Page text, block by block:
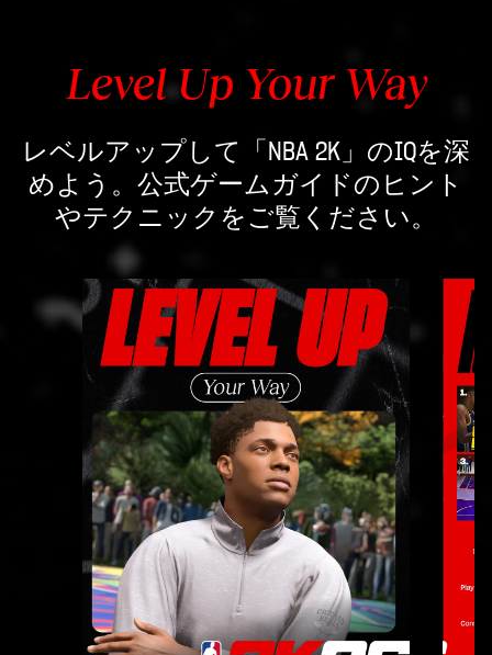
クリッ
クする
YouTube
のプラ
イバシ
と
Google
サーバ
ーへの
データ
転送に
同意し
たもの
とみな
されま
す。
Level Up Your Way
レベルアップして「NBA 2K」のIQを深
めよう。公式ゲームガイドのヒント
やテクニックをご覧ください。